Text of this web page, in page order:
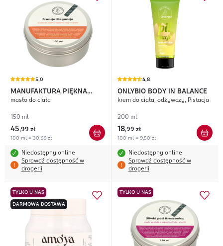
5,0
MANUFAKTURA PIĘKNA
Francja Elegancja
masło do ciała
150 ml
45,99 zł
100 ml = 30,66 zł
Niedostępny online
Sprawdź dostępność w
drogerii
4,8
ONLYBIO BODY IN BALANCE
krem do ciała, odżywczy, Pistacja
200 ml
18,99 zł
100 ml = 9,50 zł
Niedostępny online
Sprawdź dostępność w
drogerii
TYLKO U NAS
DARMOWA DOSTAWA
TYLKO U NAS